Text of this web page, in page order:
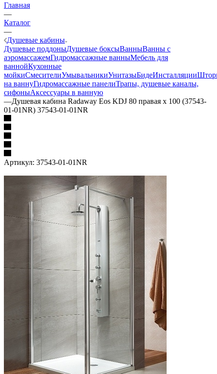
Главная
—
Каталог
—
Душевые кабины
Душевые поддоныДушевые боксыВанныВанны с
аэромассажемГидромассажные ванныМебель для
ваннойКухонные
мойкиСмесителиУмывальникиУнитазыБидеИнсталляции
на ваннуГидромассажные панелиТрапы, душевые каналы,
сифоныАксессуары в ванную
—Душевая кабина Radaway Eos KDJ 80 правая x 100 (37543-
01-01NR) 37543-01-01NR
Артикул: 37543-01-01NR